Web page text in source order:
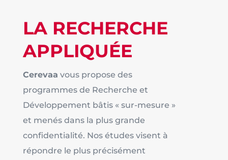
LA RECHERCHE
APPLIQUÉE
Cerevaa vous propose des
programmes de Recherche et
Développement bâtis « sur-mesure »
et menés dans la plus grande
confidentialité. Nos études visent à
répondre le plus précisément